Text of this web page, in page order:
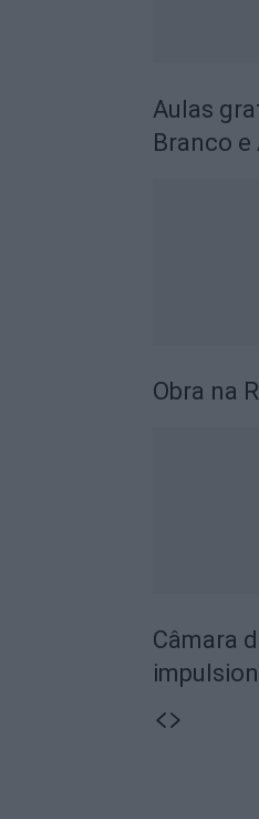
Aulas
Branco
Obra na
Câmara